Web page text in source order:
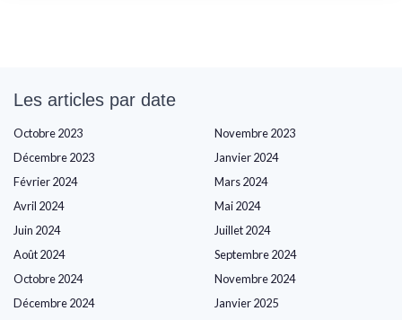
Les articles par date
Octobre 2023
Novembre 2023
Décembre 2023
Janvier 2024
Février 2024
Mars 2024
Avril 2024
Mai 2024
Juin 2024
Juillet 2024
Août 2024
Septembre 2024
Octobre 2024
Novembre 2024
Décembre 2024
Janvier 2025